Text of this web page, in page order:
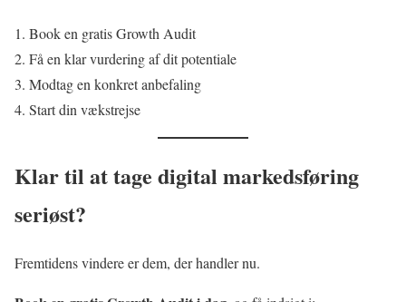
Book en gratis Growth Audit
Få en klar vurdering af dit potentiale
Modtag en konkret anbefaling
Start din vækstrejse
Klar til at tage digital markedsføring
seriøst?
Fremtidens vindere er dem, der handler nu.